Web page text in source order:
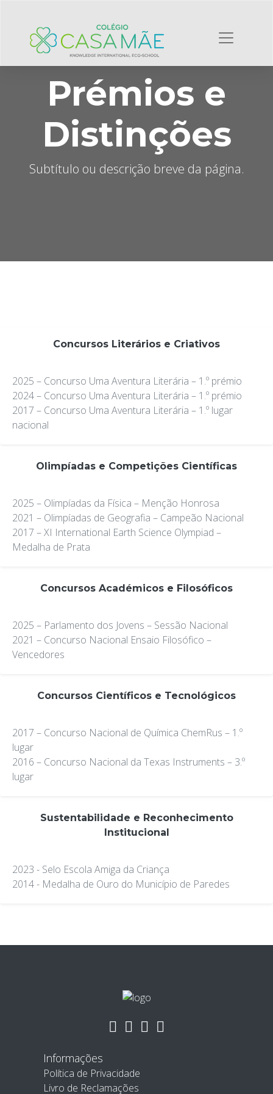
Prémios e
Distinções
Subtítulo ou descrição breve da página.
Concursos Literários e Criativos
2025 – Concurso Uma Aventura Literária – 1.º prémio
2024 – Concurso Uma Aventura Literária – 1.º prémio
2017 – Concurso Uma Aventura Literária – 1.º lugar
nacional
Olimpíadas e Competições Científicas
2025 – Olimpíadas da Física – Menção Honrosa
2021 – Olimpíadas de Geografia – Campeão Nacional
2017 – XI International Earth Science Olympiad –
Medalha de Prata
Concursos Académicos e Filosóficos
2025 – Parlamento dos Jovens – Sessão Nacional
2021 – Concurso Nacional Ensaio Filosófico –
Vencedores
Concursos Científicos e Tecnológicos
2017 – Concurso Nacional de Química ChemRus – 1.º
lugar
2016 – Concurso Nacional da Texas Instruments – 3.º
lugar
Sustentabilidade e Reconhecimento
Institucional
2023 - Selo Escola Amiga da Criança
2014 - Medalha de Ouro do Município de Paredes
Informações
Política de Privacidade
Livro de Reclamações